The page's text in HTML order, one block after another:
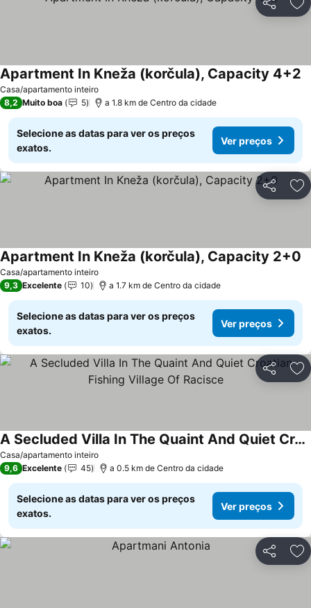
Partilhar
Casa/apartamento inteiro
Apartment In Kneža (korčula), Capacity 4+2
8,2 Muito boa 5 a 1.8 km de Centro da cidade
Selecione as datas para ver os preços
exatos.
Ver preços
Partilhar
Casa/apartamento inteiro
Apartment In Kneža (korčula), Capacity 2+0
9,3 Excelente 10 a 1.7 km de Centro da cidade
Selecione as datas para ver os preços
exatos.
Ver preços
Partilhar
Casa/apartamento inteiro
A Secluded Villa In The Quaint And Quiet Croatian Fishing Village Of Racisce
9,6 Excelente 45 a 0.5 km de Centro da cidade
Selecione as datas para ver os preços
exatos.
Ver preços
Partilhar